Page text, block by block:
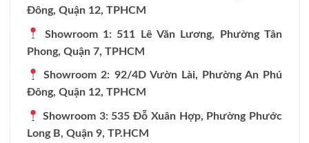
Đông, Quận 12, TPHCM
Showroom 1: 511 Lê Văn Lương, Phường Tân
Phong, Quận 7, TPHCM
Showroom 2: 92/4D Vườn Lài, Phường An Phú
Đông, Quận 12, TPHCM
Showroom 3: 535 Đỗ Xuân Hợp, Phường Phước
Long B, Quận 9, TP.HCM